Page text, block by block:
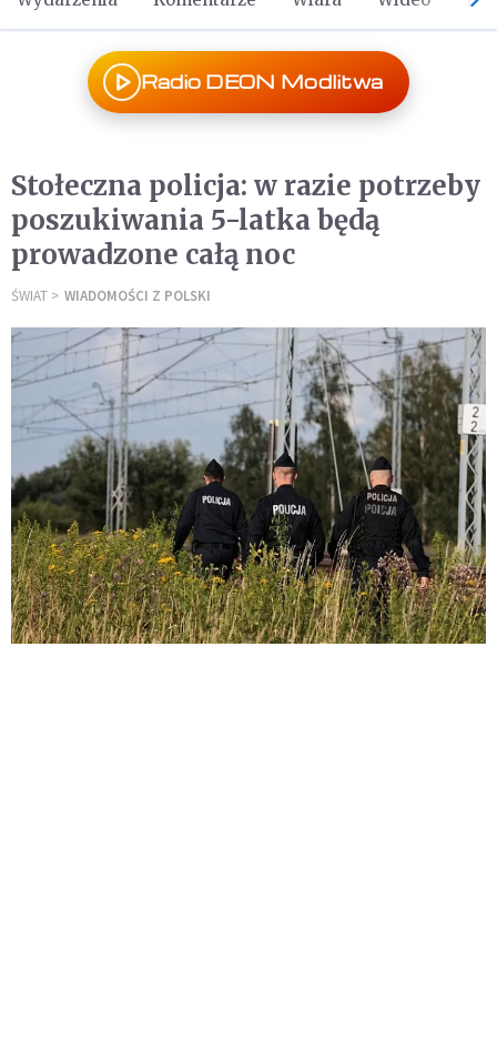
Radio DEON Modlitwa
Stołeczna policja: w razie potrzeby
poszukiwania 5-latka będą
prowadzone całą noc
ŚWIAT WIADOMOŚCI Z POLSKI